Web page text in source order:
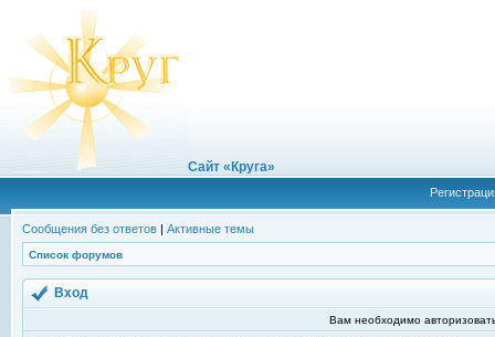
Сайт «Круга»
Сообщения без ответов | Активные темы
Список форумов
Вход
Вам необходимо